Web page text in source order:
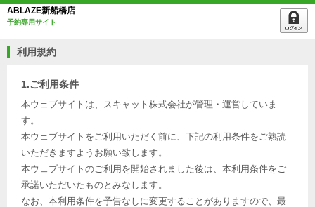
ABLAZE新船橋店
予約専用サイト
利用規約
1.ご利用条件
本ウェブサイトは、スキャット株式会社が管理・運営していま
す。
本ウェブサイトをご利用いただく前に、下記の利用条件をご熟読
いただきますようお願い致します。
本ウェブサイトのご利用を開始されました後は、本利用条件をご
承諾いただいたものとみなします。
なお、本利用条件を予告なしに変更することがありますので、最